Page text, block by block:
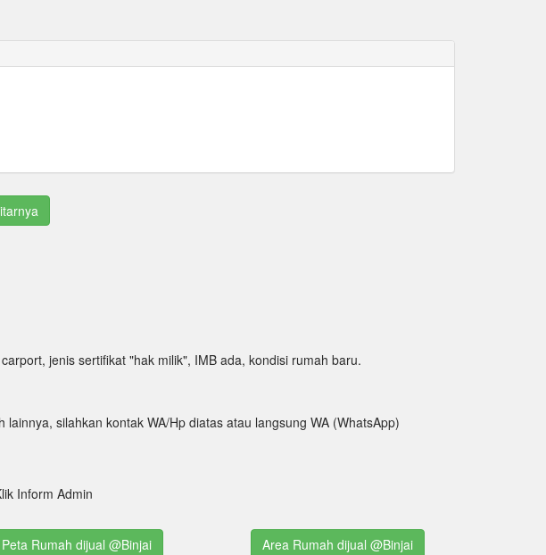
jenis sertifikat "hak milik", IMB ada, kondisi rumah baru.
silahkan kontak WA/Hp diatas atau langsung WA (WhatsApp)
Inform Admin
Peta Rumah dijual @Binjai Area Rumah dijual @Binjai